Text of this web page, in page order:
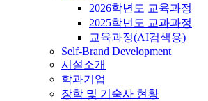
2026학년도 교육과정
2025학년도 교과과정
교육과정(AI검색용)
Self-Brand Development
시설소개
학과기업
장학 및 기숙사 현황